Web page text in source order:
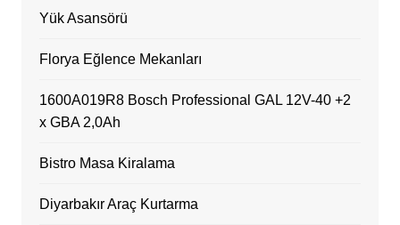
Yük Asansörü
Florya Eğlence Mekanları
1600A019R8 Bosch Professional GAL 12V-40 +2
x GBA 2,0Ah
Bistro Masa Kiralama
Diyarbakır Araç Kurtarma